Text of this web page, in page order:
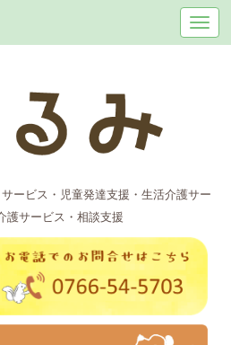
ービス・児童発達支援・生活介護サー
護サービス・相談支援